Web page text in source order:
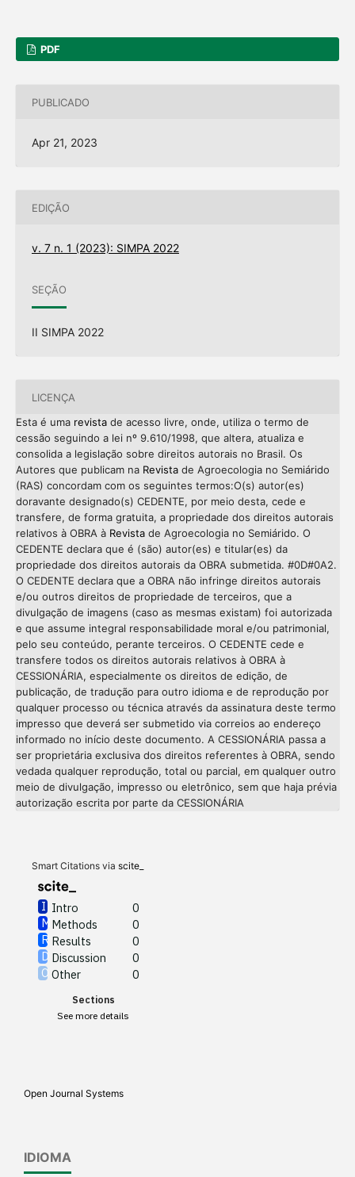
PDF
PUBLICADO
Apr 21, 2023
EDIÇÃO
v. 7 n. 1 (2023): SIMPA 2022
SEÇÃO
II SIMPA 2022
LICENÇA
Esta é uma revistade acesso livre, onde, utiliza o termo de
cessão seguindo a lei nº 9.610/1998, que altera, atualiza e
consolida a legislação sobre direitos autorais no Brasil. Os
Autores que publicam na Revistade Agroecologia no Semiárido
(RAS) concordam com os seguintes termos:O(s) autor(es)
doravante designado(s) CEDENTE, por meio desta, cede e
transfere, de forma gratuita, a propriedade dos direitos autorais
relativos à OBRA à Revistade Agroecologia no Semiárido. O
CEDENTE declara que é (são) autor(es) e titular(es) da
propriedade dos direitos autorais da OBRA submetida. #0D#0A2.
O CEDENTE declara que a OBRA não infringe direitos autorais
e/ou outros direitos de propriedade de terceiros, que a
divulgação de imagens (caso as mesmas existam) foi autorizada
e que assume integral responsabilidade moral e/ou patrimonial,
pelo seu conteúdo, perante terceiros. O CEDENTE cede e
transfere todos os direitos autorais relativos à OBRA à
CESSIONÁRIA, especialmente os direitos de edição, de
publicação, de tradução para outro idioma e de reprodução por
qualquer processo ou técnica através da assinatura deste termo
impresso que deverá ser submetido via correios ao endereço
informado no início deste documento. A CESSIONÁRIA passa a
ser proprietária exclusiva dos direitos referentes à OBRA, sendo
vedada qualquer reprodução, total ou parcial, em qualquer outro
meio de divulgação, impresso ou eletrônico, sem que haja prévia
autorização escrita por parte da CESSIONÁRIA
Smart Citations via scite_
Intro
0
Methods
0
Results
0
Discussion
0
Other
0
Sections
See more details
Intro
Open Journal Systems
IDIOMA